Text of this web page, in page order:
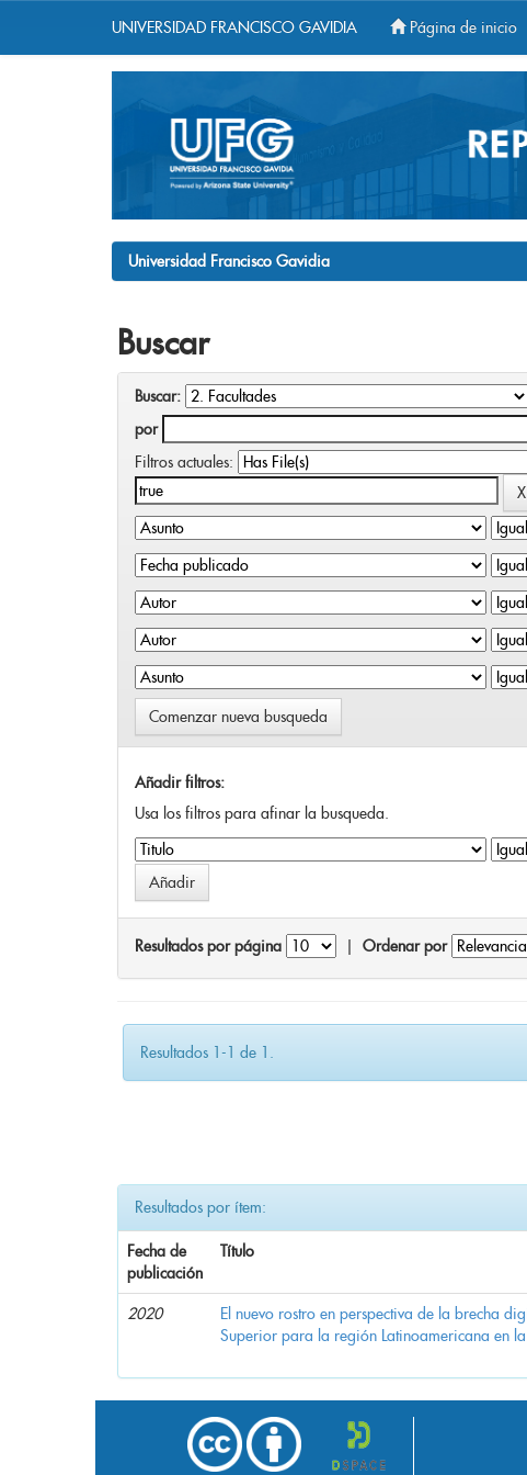
UNIVERSIDAD FRANCISCO GAVIDIA Página de inicio
Universidad Francisco Gavidia
Buscar
Buscar:
por
Filtros actuales:
Comenzar nueva busqueda
Añadir filtros:
Usa los filtros para afinar la busqueda.
Resultados por página Ordenar por
Resultados 1-1 de 1.
Resultados por ítem:
Fecha de
publicación
Título
2020
El nuevo rostro en perspectiva de la brecha
Superior para la región Latinoamericana en